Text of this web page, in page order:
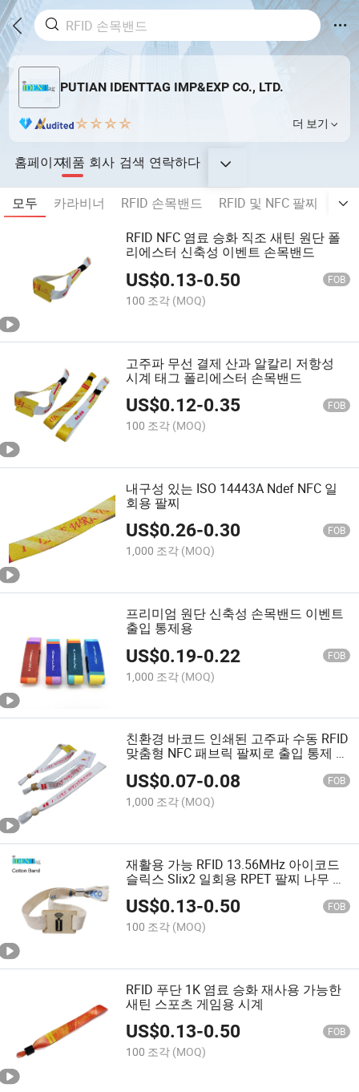
PUTIAN IDENTTAG IMP&EXP CO., LTD.
더 보기
홈페이지제품 회사 검색 연락하다
모두 카라비너 RFID 손목밴드 RFID 및 NFC 팔찌
직
RFID NFC 염료 승화 직조 새틴 원단 폴
리에스터 신축성 이벤트 손목밴드
US$0.13-0.50 FOB
100 조각 (MOQ)
고주파 무선 결제 산과 알칼리 저항성
시계 태그 폴리에스터 손목밴드
US$0.12-0.35 FOB
100 조각 (MOQ)
내구성 있는 ISO 14443A Ndef NFC 일
회용 팔찌
US$0.26-0.30 FOB
1,000 조각 (MOQ)
프리미엄 원단 신축성 손목밴드 이벤트
출입 통제용
US$0.19-0.22 FOB
1,000 조각 (MOQ)
친환경 바코드 인쇄된 고주파 수동 RFID
맞춤형 NFC 패브릭 팔찌로 출입 통제 및
현금less 결제 기능이 있습니다
US$0.07-0.08 FOB
1,000 조각 (MOQ)
재활용 가능 RFID 13.56MHz 아이코드
슬릭스 Slix2 일회용 RPET 팔찌 나무 잠
금장치
US$0.13-0.50 FOB
100 조각 (MOQ)
RFID 푸단 1K 염료 승화 재사용 가능한
새틴 스포츠 게임용 시계
US$0.13-0.50 FOB
100 조각 (MOQ)